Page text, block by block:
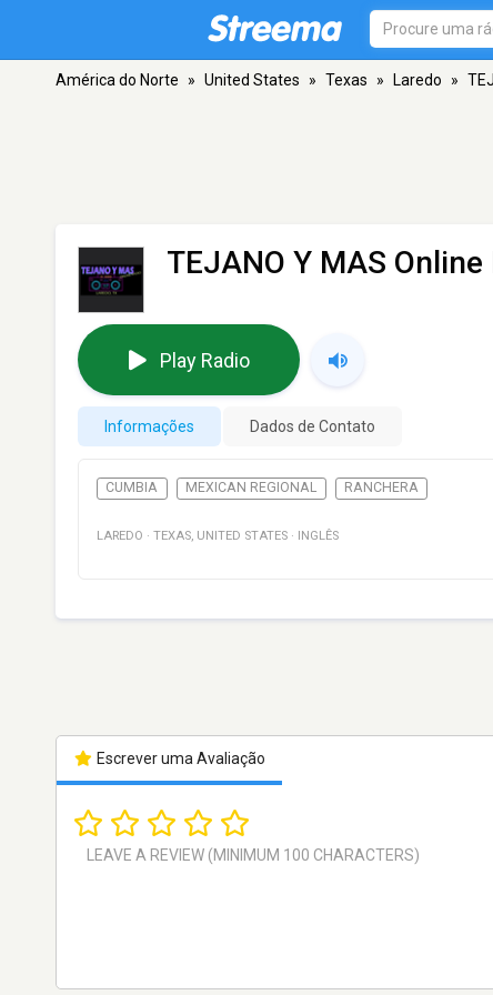
América do Norte » United States » Texas » Laredo »
TEJANO Y MAS Online
Play Radio
Informações Dados de Contato
CUMBIA MEXICAN REGIONAL RANCHERA
LAREDO · TEXAS, UNITED STATES · INGLÊS
Escrever uma Avaliação